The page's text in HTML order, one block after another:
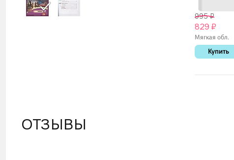
995 ₽
829 ₽
Мягкая обл.
Купить
ОТЗЫВЫ